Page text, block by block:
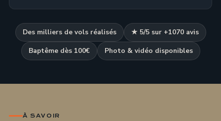
Des milliers de vols réalisés
★ 5/5 sur +1070 avis
Baptême dès 100€
Photo & vidéo disponibles
À SAVOIR